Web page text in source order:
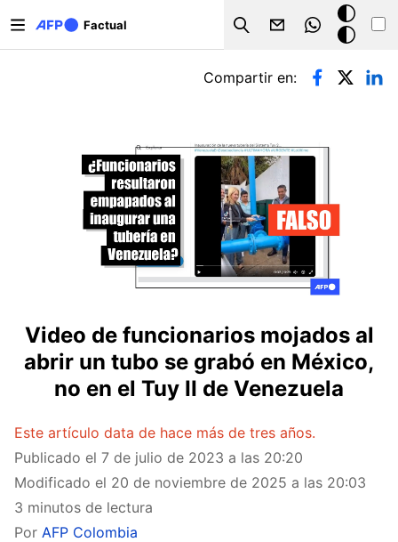
Factual
Search
Modo
oscuro
Solapas principales
Compartir en:
Video de funcionarios mojados al
abrir un tubo se grabó en México,
no en el Tuy II de Venezuela
Este artículo data de hace más de tres años.
Publicado el 7 de julio de 2023 a las 20:20
Modificado el 20 de noviembre de 2025 a las 20:03
3 minutos de lectura
Por AFP Colombia